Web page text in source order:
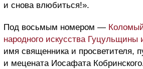
и снова влюбиться!».
Под восьмым номером —
народного искусства Гуцульщины
имя священника и просветителя,
и мецената Иосафата